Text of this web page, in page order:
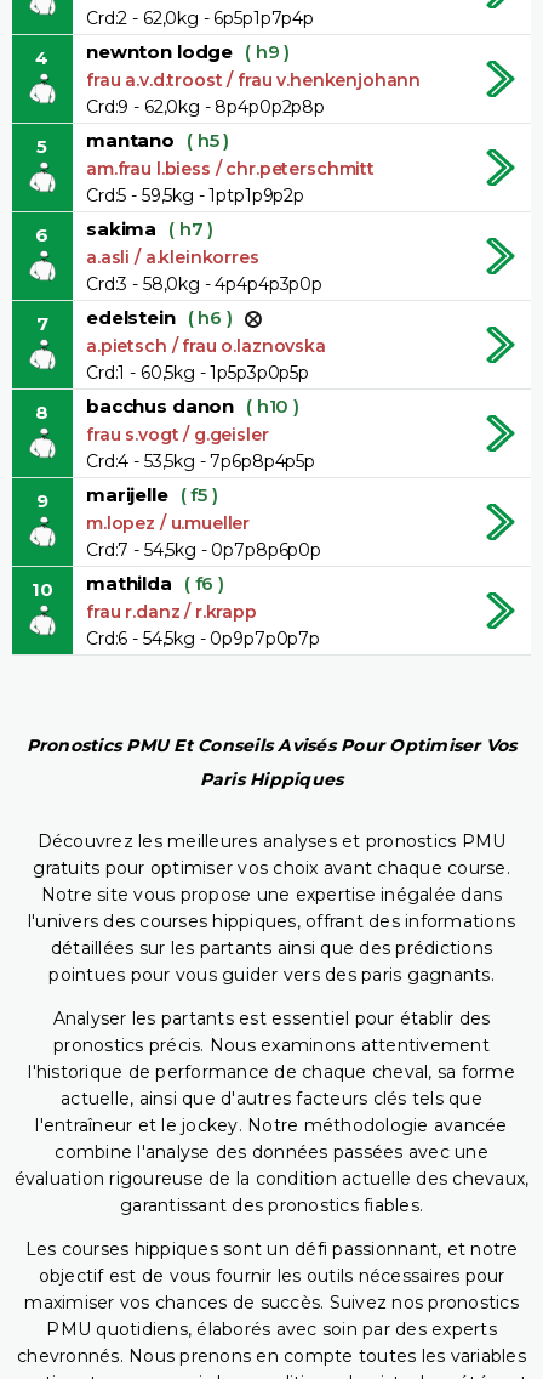
Crd:2 - 62,0kg - 6p5p1p7p4p
4 newnton lodge ( h9 )
frau a.v.d.troost / frau v.henkenjohann
Crd:9 - 62,0kg - 8p4p0p2p8p
5 mantano ( h5 )
am.frau l.biess / chr.peterschmitt
Crd:5 - 59,5kg - 1ptp1p9p2p
6 sakima ( h7 )
a.asli / a.kleinkorres
Crd:3 - 58,0kg - 4p4p4p3p0p
7 edelstein ( h6 )
a.pietsch / frau o.laznovska
Crd:1 - 60,5kg - 1p5p3p0p5p
8 bacchus danon ( h10 )
frau s.vogt / g.geisler
Crd:4 - 53,5kg - 7p6p8p4p5p
9 marijelle ( f5 )
m.lopez / u.mueller
Crd:7 - 54,5kg - 0p7p8p6p0p
10 mathilda ( f6 )
frau r.danz / r.krapp
Crd:6 - 54,5kg - 0p9p7p0p7p
Pronostics PMU Et Conseils Avisés Pour Optimiser Vos
Paris Hippiques
Découvrez les meilleures analyses et pronostics PMU
gratuits pour optimiser vos choix avant chaque course.
Notre site vous propose une expertise inégalée dans
l'univers des courses hippiques, offrant des informations
détaillées sur les partants ainsi que des prédictions
pointues pour vous guider vers des paris gagnants.
Analyser les partants est essentiel pour établir des
pronostics précis. Nous examinons attentivement
l'historique de performance de chaque cheval, sa forme
actuelle, ainsi que d'autres facteurs clés tels que
l'entraîneur et le jockey. Notre méthodologie avancée
combine l'analyse des données passées avec une
évaluation rigoureuse de la condition actuelle des chevaux,
garantissant des pronostics fiables.
Les courses hippiques sont un défi passionnant, et notre
objectif est de vous fournir les outils nécessaires pour
maximiser vos chances de succès. Suivez nos pronostics
PMU quotidiens, élaborés avec soin par des experts
chevronnés. Nous prenons en compte toutes les variables